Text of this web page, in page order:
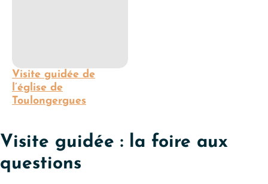
Visite guidée de
l’église de
Toulongergues
Visite guidée : la foire aux
questions